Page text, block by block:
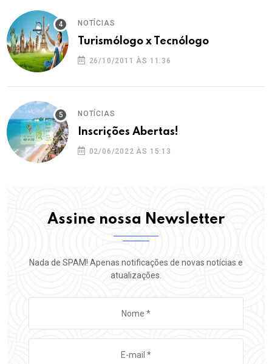
NOTÍCIAS
Turismólogo x Tecnólogo
26/10/2011 ÀS 11:36
NOTÍCIAS
Inscrições Abertas!
02/06/2022 ÀS 15:13
Assine nossa Newsletter
Nada de SPAM! Apenas notificações de novas notícias e
atualizações.